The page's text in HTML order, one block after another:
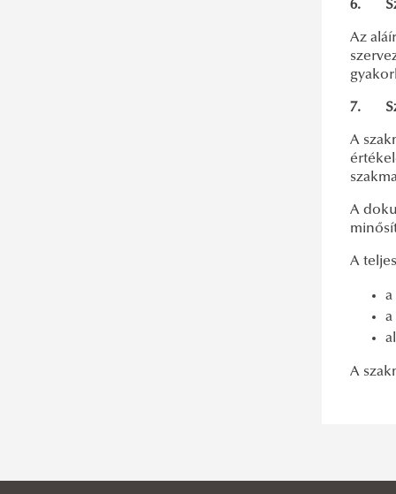
6.
Az
7.
A
A
A
a
a
A